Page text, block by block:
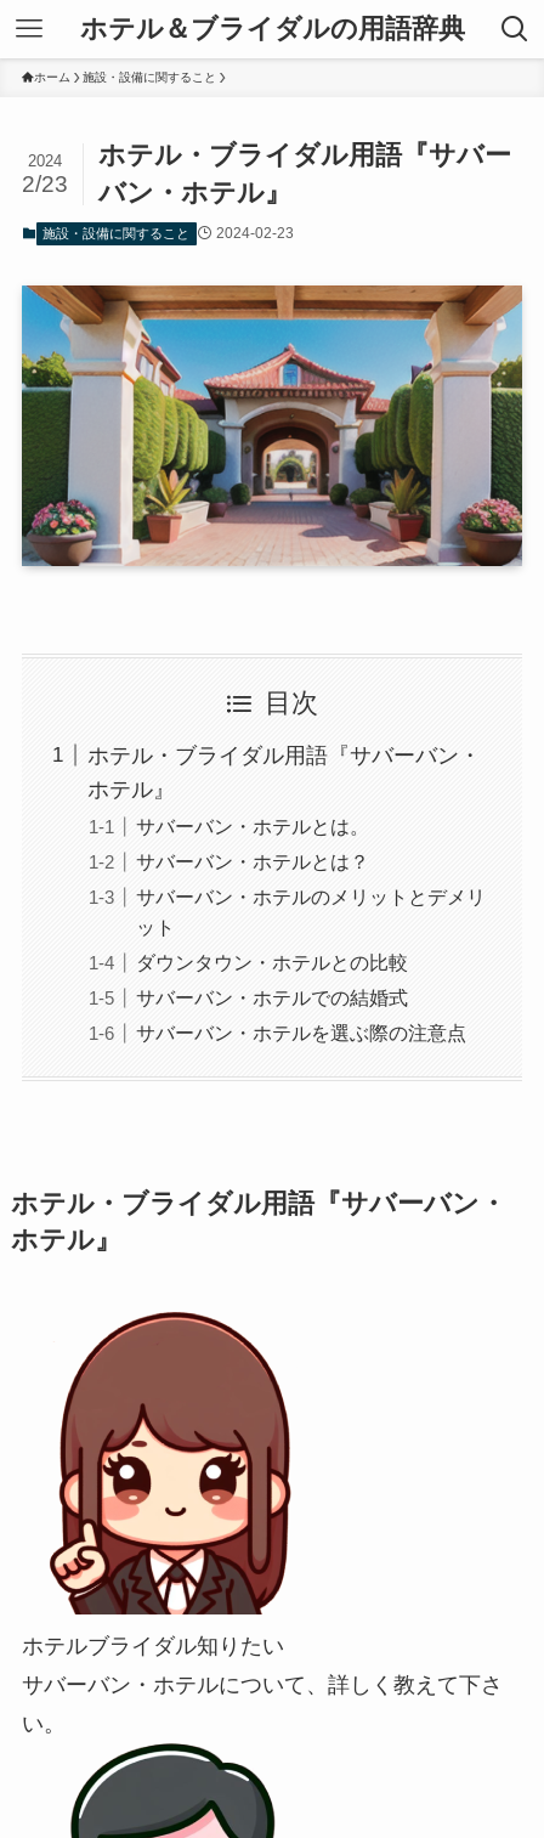
ホテル＆ブライダルの用語辞典
ホーム 施設・設備に関すること
ホテル・ブライダル用語『サバー
バン・ホテル』
2024
2/23
施設・設備に関すること 2024-02-23
目次
ホテル・ブライダル用語『サバーバン・
ホテル』
サバーバン・ホテルとは。
サバーバン・ホテルとは？
サバーバン・ホテルのメリットとデメリ
ット
ダウンタウン・ホテルとの比較
サバーバン・ホテルでの結婚式
サバーバン・ホテルを選ぶ際の注意点
ホテル・ブライダル用語『サバーバン・
ホテル』
ホテルブライダル知りたい
サバーバン・ホテルについて、詳しく教えて下さ
い。